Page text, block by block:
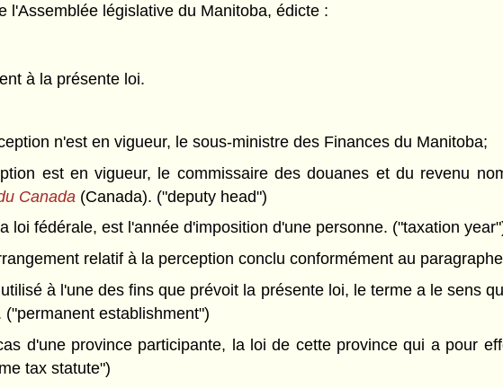
l'Assemblée législative du Manitoba, édicte :
à la présente loi.
n'est en vigueur, le sous-ministre des Finances du Manitoba;
est en vigueur, le commissaire des douanes et du revenu
Canada (Canada). ("deputy head")
loi fédérale, est l'année d'imposition d'une personne. ("taxation
relatif à la perception conclu conformément au
à l'une des fins que prévoit la présente loi, le terme a le sens
establishment")
d'une province participante, la loi de cette province qui a pour
tax statute")